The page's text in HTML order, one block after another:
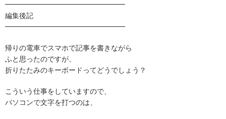
━━━━━━━━━━━━━━━━━
編集後記
━━━━━━━━━━━━━━━━━
帰りの電車でスマホで記事を書きながら
ふと思ったのですが、
折りたたみのキーボードってどうでしょう？
こういう仕事をしていますので、
パソコンで文字を打つのは、